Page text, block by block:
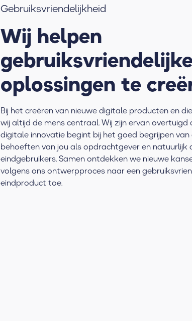
Gebruiksvriendelijkheid
Wij helpen
oplossingen te
Bij het creëren van nieuwe digitale producten en
wij altijd de mens centraal. Wij zijn ervan
digitale innovatie begint bij het goed begrijpen van
behoeften van jou als opdrachtgever en natuurlijk
eindgebruikers. Samen ontdekken we nieuwe
volgens ons ontwerpproces naar een
eindproduct toe.